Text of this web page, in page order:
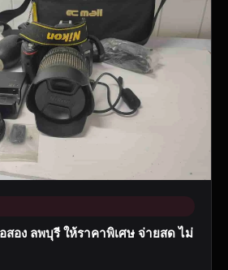
สอง ลพบุรี ให้ราคาพิเศษ จ่ายสด ไม่